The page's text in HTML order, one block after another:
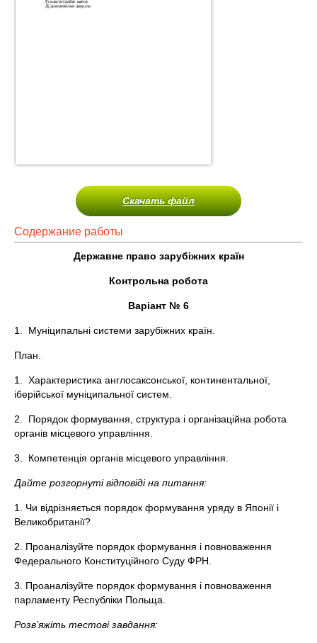
Скачать файл
Содержание работы
Державне право зарубіжних країн
Контрольна робота
Варіант № 6
1. Муніципальні системи зарубіжних країн.
План.
1. Характеристика англосаксонської, континентальної,
іберійської муніципальної систем.
2. Порядок формування, структура і організаційна робота
органів місцевого управління.
3. Компетенція органів місцевого управління.
Дайте розгорнуті відповіді на питання:
1. Чи відрізняється порядок формування уряду в Японії і
Великобританії?
2. Проаналізуйте порядок формування і повноваження
Федерального Конституційного Суду ФРН.
3. Проаналізуйте порядок формування і повноваження
парламенту Республіки Польща.
Розв’яжіть тестові завдання: